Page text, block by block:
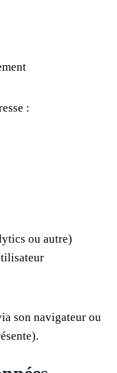
:
ou autre)
son navigateur ou